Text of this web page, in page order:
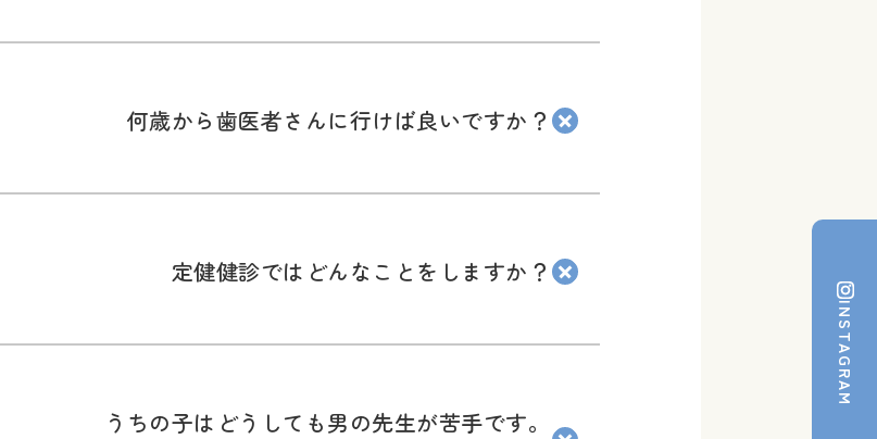
何歳から歯医者さんに行けば良いですか？
定健健診ではどんなことをしますか？
うちの子はどうしても男の先生が苦手です。
INSTAGRAM